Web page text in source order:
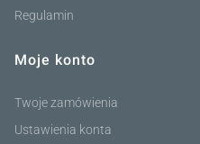
Regulamin
Moje konto
Twoje zamówienia
Ustawienia konta